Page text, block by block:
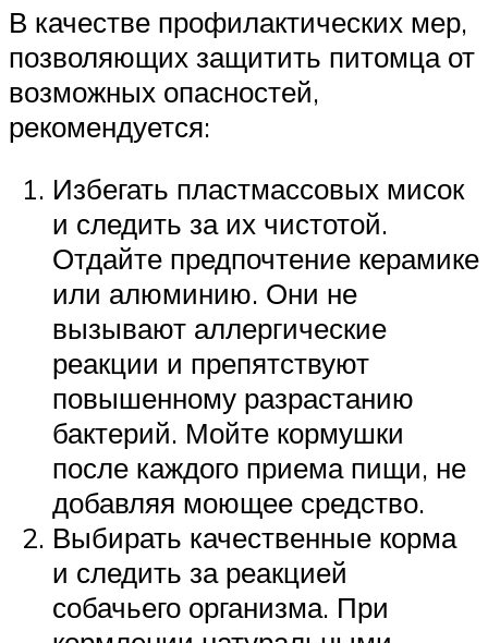
В качестве профилактических мер,
позволяющих защитить питомца от
возможных опасностей,
рекомендуется:
Избегать пластмассовых мисок
и следить за их чистотой.
Отдайте предпочтение керамике
или алюминию. Они не
вызывают аллергические
реакции и препятствуют
повышенному разрастанию
бактерий. Мойте кормушки
после каждого приема пищи, не
добавляя моющее средство.
Выбирать качественные корма
и следить за реакцией
собачьего организма. При